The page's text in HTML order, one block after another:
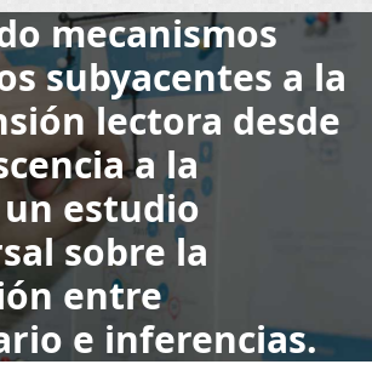
mecanismos
subyacentes a la
lectora desde
a la
estudio
sobre la
entre
e inferencias.